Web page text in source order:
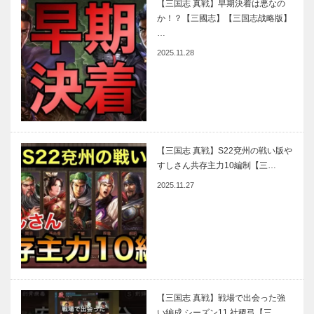
【三国志 真戦】早期決着は悪なの
か！？【三國志】【三国志战略版】
…
2025.11.28
【三国志 真戦】S22兗州の戦い版や
すしさん共存主力10編制【三…
2025.11.27
【三国志 真戦】戦場で出会った強